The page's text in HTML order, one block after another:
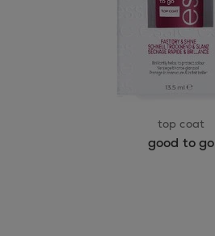
top coat
good to go